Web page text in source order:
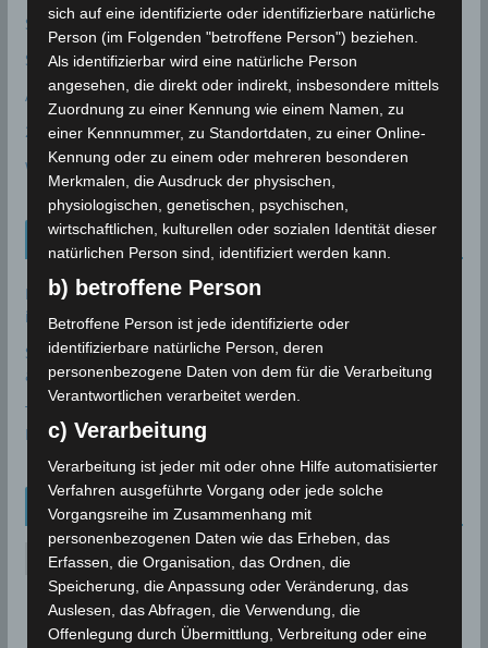
Sommer 2003
Sturmflut
AE
24P/Schaumasse
Wolfsmond
Tunesien News
Bau des Staudammes Raghai in Jendouba: Baustelle
inspiziert, Zeitplan unter Druck gesetzt 2. August 2026
Sidi Bou Said wurde offiziell in die UNESCO-Welterbeliste
aufgenommen 28. Juli 2026
Tourismusstatistik 2026 Tunesien: Einreisen und
Besucherzahlen zum Ende Juni 2026
Archiv
sich auf eine identifizierte oder identifizierbare natürliche
Person (im Folgenden "betroffene Person") beziehen.
Als identifizierbar wird eine natürliche Person
angesehen, die direkt oder indirekt, insbesondere mittels
Zuordnung zu einer Kennung wie einem Namen, zu
einer Kennnummer, zu Standortdaten, zu einer Online-
Kennung oder zu einem oder mehreren besonderen
Merkmalen, die Ausdruck der physischen,
physiologischen, genetischen, psychischen,
wirtschaftlichen, kulturellen oder sozialen Identität dieser
natürlichen Person sind, identifiziert werden kann.
b) betroffene Person
Betroffene Person ist jede identifizierte oder
identifizierbare natürliche Person, deren
personenbezogene Daten von dem für die Verarbeitung
Verantwortlichen verarbeitet werden.
c) Verarbeitung
Verarbeitung ist jeder mit oder ohne Hilfe automatisierter
Verfahren ausgeführte Vorgang oder jede solche
Vorgangsreihe im Zusammenhang mit
personenbezogenen Daten wie das Erheben, das
Erfassen, die Organisation, das Ordnen, die
Speicherung, die Anpassung oder Veränderung, das
Auslesen, das Abfragen, die Verwendung, die
Offenlegung durch Übermittlung, Verbreitung oder eine